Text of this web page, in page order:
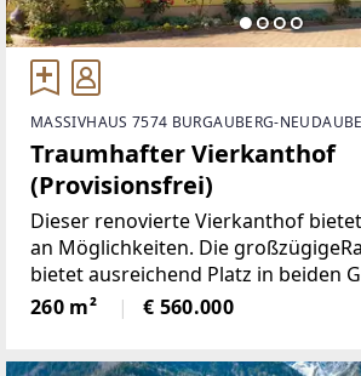
MASSIVHAUS 7574 BURGAUBERG-
Traumhafter Vierkanthof
(Provisionsfrei)
Dieser renovierte Vierkanthof
an Möglichkeiten. Die
bietet ausreichend Platz in beiden
neben 5Schlafräumen, gibt es ein
neu renovierten Kachelofen,
260 m² € 560.000